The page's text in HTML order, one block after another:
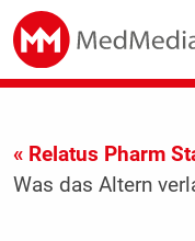
« Relatus Pharm
Was das Altern